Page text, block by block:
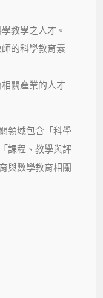
教學之人才。
的科學教育素
關產業的人才
領域包含「科學
課程、教學與評
與數學教育相關